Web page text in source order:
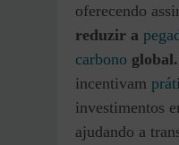
oferecendo
reduzir a
carbono global.
incentivam
investimentos
ajudando a